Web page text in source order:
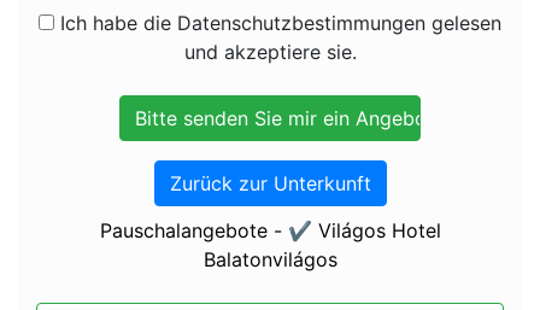
Ich habe die Datenschutzbestimmungen gelesen
und akzeptiere sie.
Zurück zur Unterkunft
Pauschalangebote - ✔️ Világos Hotel
Balatonvilágos